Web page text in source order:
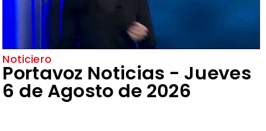
Noticiero
Portavoz Noticias - Jueves
6 de Agosto de 2026